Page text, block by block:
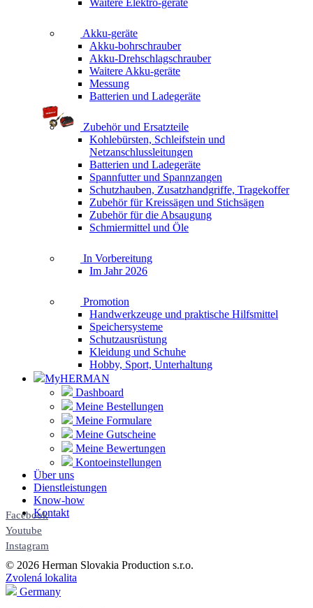
Akku-geräte
Akku-bohrschrauber
Akku-Drehschlagschrauber
Waitere Akku-geräte
Messung
Batterien und Ladegeräte
Zubehör und Ersatzteile
Kohlebürsten, Schleifstein und
Netzanschlussleitungen
Batterien und Ladegeräte
Spannfutter und Spannzangen
Schutzhauben, Zusatzhandgriffe, Tragekoffer
Zubehör für Kreissägen und Stichsägen
Zubehör für die Absaugung
Schmiermittel und Öle
In Vorbereitung
Im Jahr 2026
Promotion
Handwerkzeuge und praktische Hilfsmittel
Speichersysteme
Schutzausrüstung
Kleidung und Schuhe
Hobby, Sport, Unterhaltung
MyHERMAN
Dashboard
Meine Bestellungen
Meine Formulare
Meine Gutscheine
Meine Bewertungen
Kontoeinstellungen
Über uns
Dienstleistungen
Know-how
Kontakt
Facebook
Youtube
Instagram
© 2026 Herman Slovakia Production s.r.o.
Zvolená lokalita
Germany